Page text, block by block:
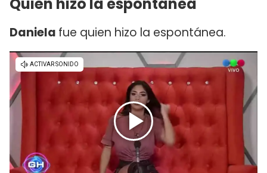
Quién hizo la espontánea
Daniela fue quien hizo la espontánea.